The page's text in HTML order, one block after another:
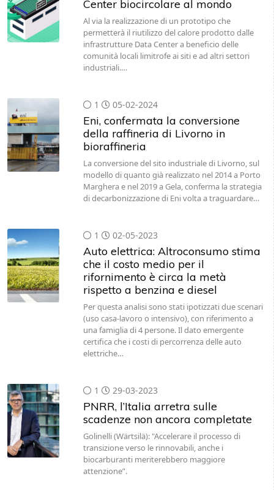
Center biocircolare al mondo
Al via la realizzazione di un prototipo che
permetterà il riutilizzo del calore prodotto dalle
infrastrutture Data Center a beneficio delle
comunità locali limitrofe ai siti e ad altri settori
industriali.…
1 05-02-2024
Eni, confermata la conversione
della raffineria di Livorno in
bioraffineria
La conversione del sito industriale di Livorno, sul
modello di quanto già realizzato nel 2014 a Porto
Marghera e nel 2019 a Gela, conferma la strategia
di decarbonizzazione di Eni volta a traguardare…
1 02-05-2023
Auto elettrica: Altroconsumo stima
che il costo medio per il
rifornimento è circa la metà
rispetto a benzina e diesel
Per questa analisi sono stati ipotizzati due scenari
(uso casa-lavoro o intensivo), con riferimento a
una famiglia di 4 persone. Il dato emergente
certifica che i costi di percorrenza delle auto
elettriche…
1 29-03-2023
PNRR, l’Italia arretra sulle
scadenze non ancora completate
Golinelli (Wärtsilä): "Accelerare il processo di
transizione verso le rinnovabili, anche i
biocarburanti meriterebbero maggiore
attenzione”.